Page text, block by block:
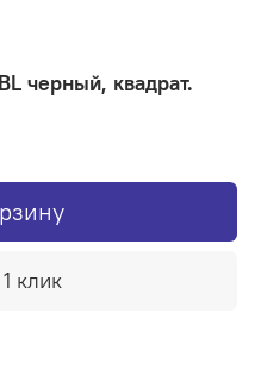
черный, квадрат.
клик